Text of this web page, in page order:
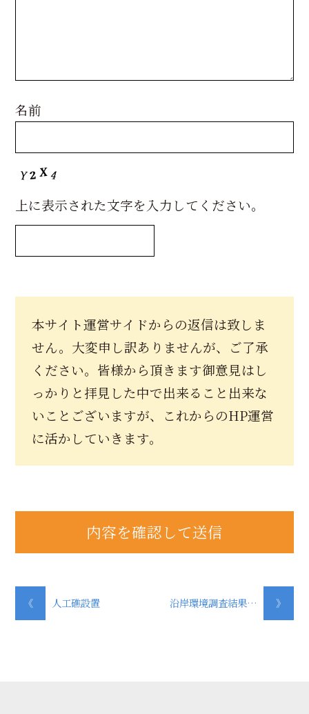
名前
上に表示された文字を入力してください。
本サイト運営サイドからの返信は致しま
せん。大変申し訳ありませんが、ご了承
ください。皆様から頂きます御意見はし
っかりと拝見した中で出来ること出来な
いことございますが、これからのHP運営
に活かしていきます。
《 人工礁設置 沿岸環境調査結果… 》